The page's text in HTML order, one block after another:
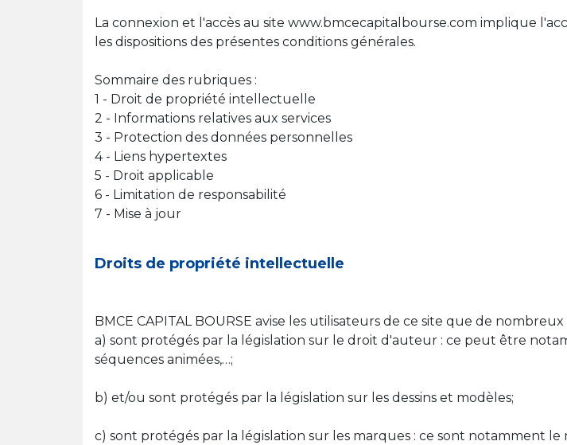
La connexion et l'accès au site www.bmcecapitalbourse.com implique
les dispositions des présentes conditions générales.
Sommaire des rubriques :
1 - Droit de propriété intellectuelle
2 - Informations relatives aux services
3 - Protection des données personnelles
4 - Liens hypertextes
5 - Droit applicable
6 - Limitation de responsabilité
7 - Mise à jour
Droits de propriété intellectuelle
BMCE CAPITAL BOURSE avise les utilisateurs de ce site que de
a) sont protégés par la législation sur le droit d'auteur : ce peut être
séquences animées,…;
b) et/ou sont protégés par la législation sur les dessins et modèles;
c) sont protégés par la législation sur les marques : ce sont notamment le